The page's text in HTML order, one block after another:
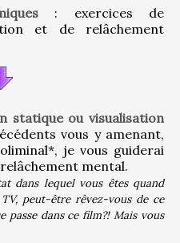
: exercices de
et de relâchement
statique ou visualisation
vous y amenant,
je vous guiderai
mental.
dans lequel vous êtes quand
peut-être rêvez-vous de ce
passe dans ce film?! Mais vous